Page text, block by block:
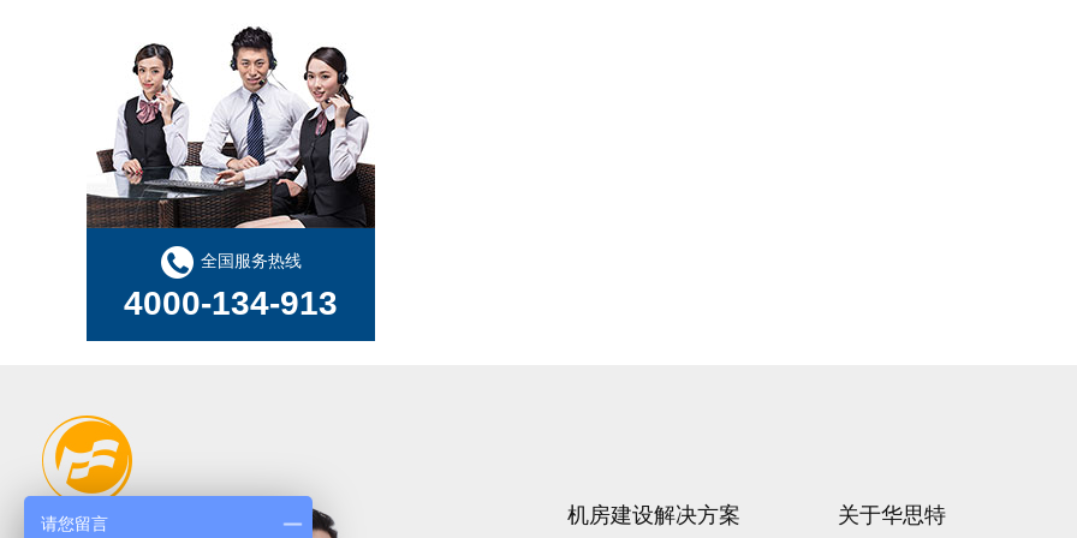
全国服务热线
4000-134-913
机房建设解决方案 关于华思特
请您留言